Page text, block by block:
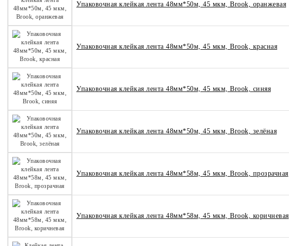
Упаковочная клейкая лента 48мм*50м, 45 мкм, Brook, оранжевая
Упаковочная клейкая лента 48мм*50м, 45 мкм, Brook, красная
Упаковочная клейкая лента 48мм*50м, 45 мкм, Brook, синяя
Упаковочная клейкая лента 48мм*50м, 45 мкм, Brook, зелёная
Упаковочная клейкая лента 48мм*58м, 45 мкм, Brook, прозрачная
Упаковочная клейкая лента 48мм*58м, 45 мкм, Brook, коричневая